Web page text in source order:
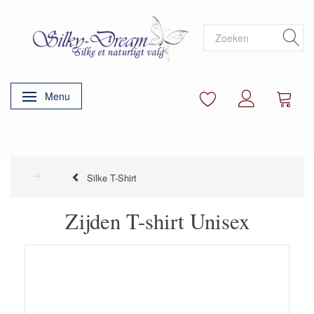
Navigatie in-/uitschakelen
Menu
Silke T-Shirt
Zijden T-shirt Unisex